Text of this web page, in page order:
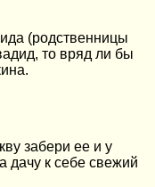
(родственницы
то вряд ли бы
забери ее и у
дачу к себе свежий